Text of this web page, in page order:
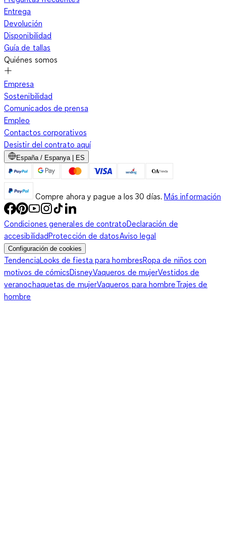
Entrega
Devolución
Disponibilidad
Guía de tallas
Quiénes somos
Empresa
Sostenibilidad
Comunicados de prensa
Empleo
Contactos corporativos
Desistir del contrato aquí
España / Espanya | ES
Compre ahora y pague a los 30 días. Más información
Condiciones generales de contratoDeclaración de
accesibilidadProtección de datosAviso legal
Configuración de cookies
TendenciaLooks de fiesta para hombresRopa de niños con
motivos de cómicsDisneyVaqueros de mujerVestidos de
veranochaquetas de mujerVaqueros para hombreTrajes de
hombre